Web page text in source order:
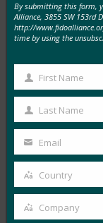
4回にわたるウ
FIDOアライア
FIDO
5月 31, 2024
FIDOアライア
Read More →
FIDO台北ワー
護
By submitting this form,
Alliance, 3855 SW 153rd
http://
time by using the
First
Name
First Name
Last
Name
Last Name
email
Email
Country
Country
Company
Company